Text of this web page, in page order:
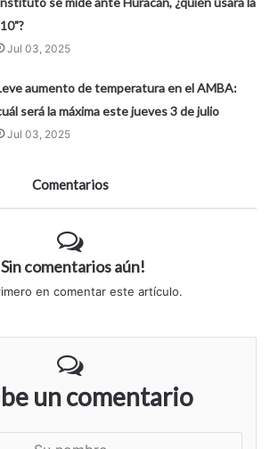
Jul 03, 2025
aumento de temperatura en el AMBA:
será la máxima este jueves 3 de julio
Jul 03, 2025
Comentarios
comentarios aún!
en comentar este artículo.
un comentario